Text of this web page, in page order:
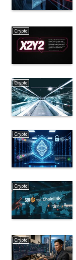
Crypto
Crypto
Crypto
Crypto
Crypto